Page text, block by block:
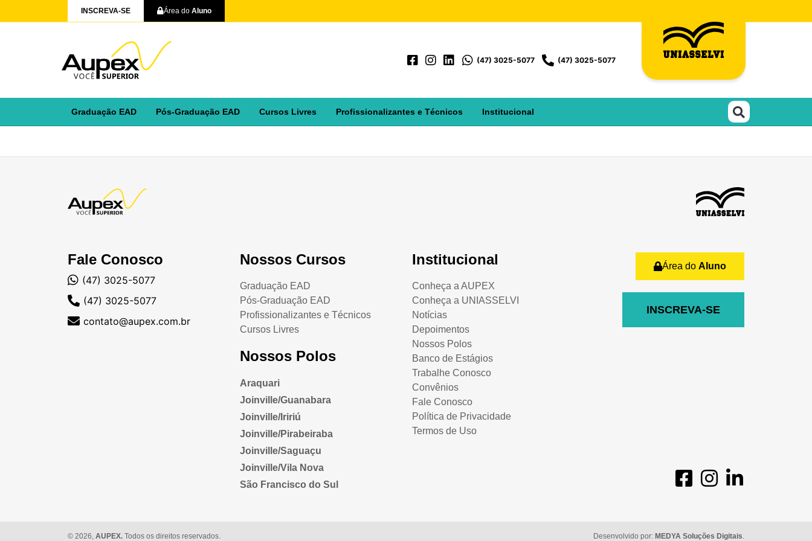
INSCREVA-SE Área do Aluno
(47) 3025-5077 (47) 3025-5077
Graduação EAD Pós-Graduação EAD Cursos Livres Profissionalizantes e Técnicos Institucional
Fale Conosco
(47) 3025-5077
(47) 3025-5077
contato@aupex.com.br
Nossos Cursos
Graduação EAD
Pós-Graduação EAD
Profissionalizantes e Técnicos
Cursos Livres
Nossos Polos
Araquari
Joinville/Guanabara
Joinville/Iririú
Joinville/Pirabeiraba
Joinville/Saguaçu
Joinville/Vila Nova
São Francisco do Sul
Institucional
Conheça a AUPEX
Conheça a UNIASSELVI
Notícias
Depoimentos
Nossos Polos
Banco de Estágios
Trabalhe Conosco
Convênios
Fale Conosco
Política de Privacidade
Termos de Uso
Área do Aluno
INSCREVA-SE
© 2026, AUPEX. Todos os direitos reservados. Desenvolvido por: MEDYA Soluções Digitais.